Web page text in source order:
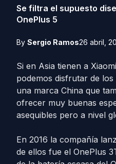
Se filtra el supuesto
OnePlus 5
By Sergio Ramos26 abril,
Si en Asia tienen a
podemos disfrutar de
una marca China que
ofrecer muy buenas
asequibles pero a nivel
En 2016 la compañía
de ellos fue el OnePlus